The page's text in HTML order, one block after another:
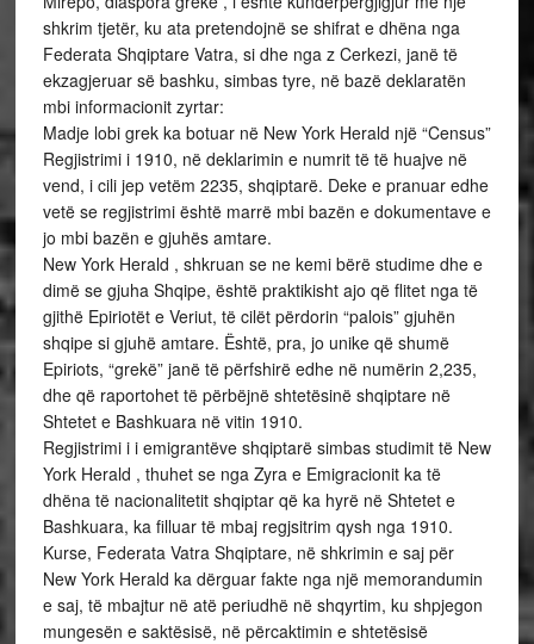
shkrim tjetër, ku ata pretendojnë se shifrat e dhëna nga
Federata Shqiptare Vatra, si dhe nga z Cerkezi, janë të
ekzagjeruar së bashku, simbas tyre, në bazë deklaratën
mbi informacionit zyrtar:
Madje lobi grek ka botuar në New York Herald një “Census”
Regjistrimi i 1910, në deklarimin e numrit të të huajve në
vend, i cili jep vetëm 2235, shqiptarë. Deke e pranuar edhe
vetë se regjistrimi është marrë mbi bazën e dokumentave e
jo mbi bazën e gjuhës amtare.
New York Herald , shkruan se ne kemi bërë studime dhe e
dimë se gjuha Shqipe, është praktikisht ajo që flitet nga të
gjithë Epiriotët e Veriut, të cilët përdorin “palois” gjuhën
shqipe si gjuhë amtare. Është, pra, jo unike që shumë
Epiriots, “grekë” janë të përfshirë edhe në numërin 2,235,
dhe që raportohet të përbëjnë shtetësinë shqiptare në
Shtetet e Bashkuara në vitin 1910.
Regjistrimi i i emigrantëve shqiptarë simbas studimit të New
York Herald , thuhet se nga Zyra e Emigracionit ka të
dhëna të nacionalitetit shqiptar që ka hyrë në Shtetet e
Bashkuara, ka filluar të mbaj regjsitrim qysh nga 1910.
Kurse, Federata Vatra Shqiptare, në shkrimin e saj për
New York Herald ka dërguar fakte nga një memorandumin
e saj, të mbajtur në atë periudhë në shqyrtim, ku shpjegon
mungesën e saktësisë, në përcaktimin e shtetësisë